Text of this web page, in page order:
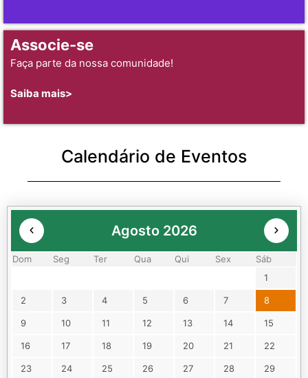
Associe-se
Faça parte da nossa comunidade!
Saiba mais>
Calendário de Eventos
Agosto 2026
Dom Seg Ter Qua Qui Sex
Sáb
1
2 3 4 5 6 7 8
9 10 11 12 13 14 15
16 17 18 19 20 21 22
23 24 25 26 27 28 29